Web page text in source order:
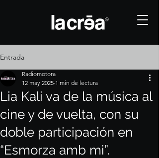
Entrada
Lia Kali va de la música al
cine y de vuelta, con su
doble participación en
“Esmorza amb mi”.
Radiomotora
12 may 2025 1 min de lectura